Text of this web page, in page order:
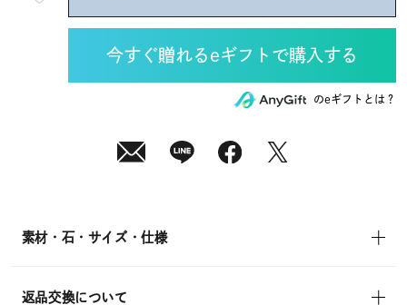
08
月
のeギフトとは？
素材・石・サイズ・仕様
返品交換について